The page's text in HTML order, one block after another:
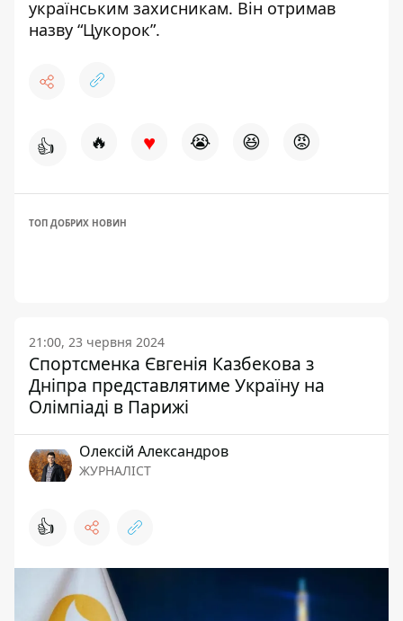
українським захисникам. Він отримав
назву “Цукорок”.
👍 🔥 ♥ 😭 😆 😡
ТОП ДОБРИХ НОВИН
21:00, 23 червня 2024
Спортсменка Євгенія Казбекова з
Дніпра представлятиме Україну на
Олімпіаді в Парижі
Олексій Александров
ЖУРНАЛІСТ
👍